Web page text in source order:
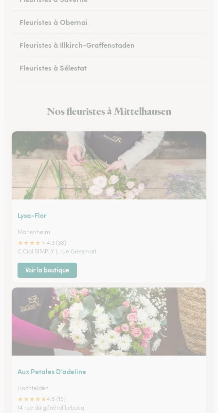
Fleuristes à Obernai
Fleuristes à Illkirch-Graffenstaden
Fleuristes à Sélestat
Fleuristes à Lingolsheim
Nos fleuristes à Mittelhausen
Lysa-Flor
Marlenheim
★★★★
4.3 (38)
C.Cial SIMPLY 1, rue Griesmatt
Voir la boutique
Aux Petales D’adeline
Hochfelden
★★★★★4.5 (15)
14 rue du général Lebocq